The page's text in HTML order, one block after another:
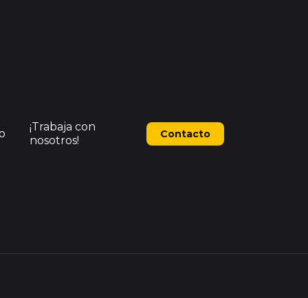
¡Trabaja con
nosotros!
Contacto